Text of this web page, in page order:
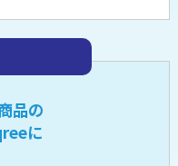
品の
に